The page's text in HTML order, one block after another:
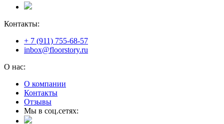
Контакты:
+ 7 (911) 755-68-57
inbox@floorstory.ru
О нас:
О компании
Контакты
Отзывы
Мы в соц.сетях: